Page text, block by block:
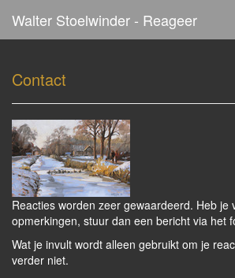
Walter Stoelwinder - Reageer
Contact
Reacties worden zeer gewaardeerd. Heb je
opmerkingen, stuur dan een bericht via het
Wat je invult wordt alleen gebruikt om je
verder niet.